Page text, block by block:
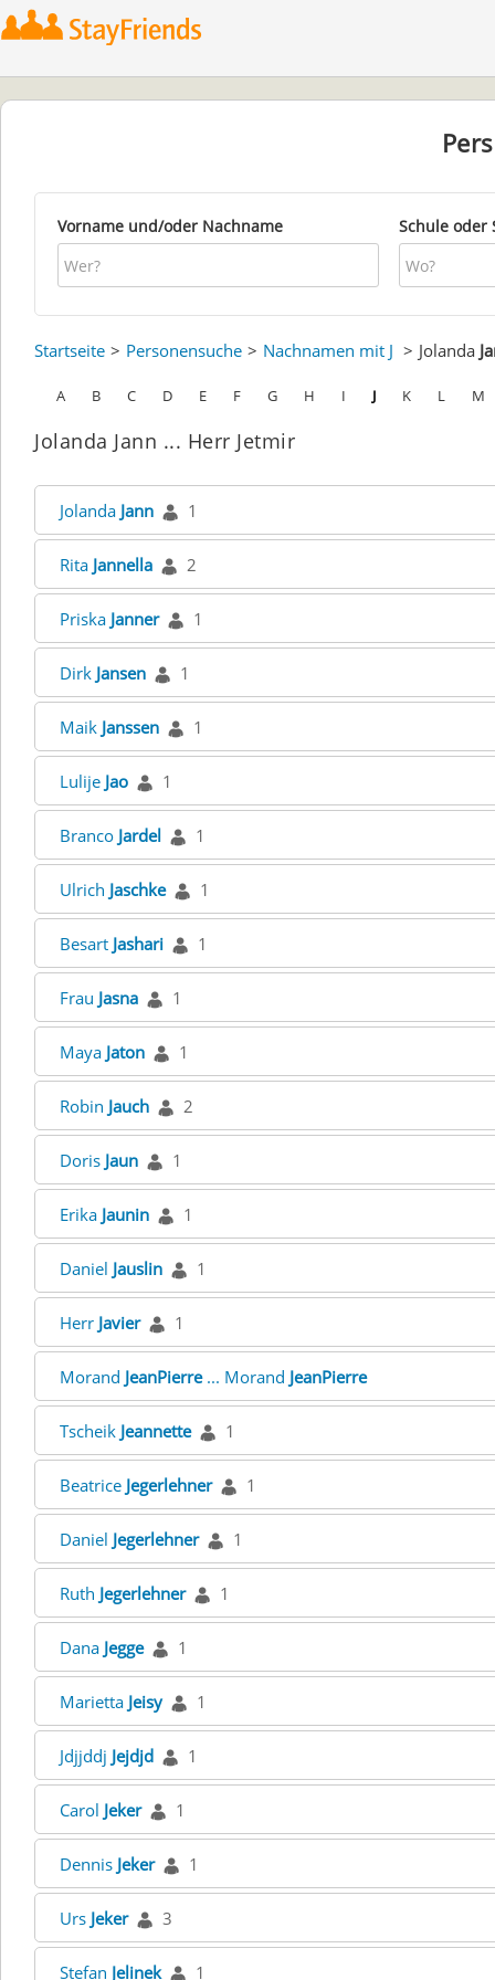
Vorname und/oder Nachname Schule oder
Startseite Personensuche Nachnamen mit J Jolanda
A B C D E F G H I J K L M
Jolanda Jann ... Herr Jetmir
Jolanda Jann 1
Rita Jannella 2
Priska Janner 1
Dirk Jansen 1
Maik Janssen 1
Lulije Jao 1
Branco Jardel 1
Ulrich Jaschke 1
Besart Jashari 1
Frau Jasna 1
Maya Jaton 1
Robin Jauch 2
Doris Jaun 1
Erika Jaunin 1
Daniel Jauslin 1
Herr Javier 1
Morand JeanPierre... Morand JeanPierre
Tscheik Jeannette 1
Beatrice Jegerlehner 1
Daniel Jegerlehner 1
Ruth Jegerlehner 1
Dana Jegge 1
Marietta Jeisy 1
Jdjjddj Jejdjd 1
Carol Jeker 1
Dennis Jeker 1
Urs Jeker 3
Stefan Jelinek 1